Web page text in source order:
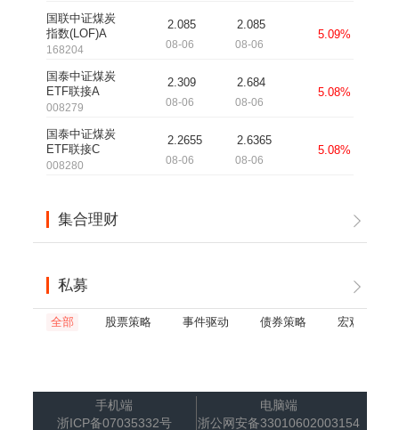
国联中证煤炭
指数(LOF)A
168204
2.085
08-06
2.085
08-06
5.09%
国泰中证煤炭
ETF联接A
008279
2.309
08-06
2.684
08-06
5.08%
国泰中证煤炭
ETF联接C
008280
2.2655
08-06
2.6365
08-06
5.08%
集合理财
私募
全部 股票策略 事件驱动 债券策略 宏观策略
手机端
电脑端
浙ICP备07035332号
浙公网安备33010602003154